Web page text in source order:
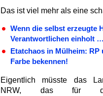
Das ist viel mehr als eine
Wenn die selbst erzeugte
Verantwortlichen einholt
Etatchaos in Mülheim:
Farbe bekennen!
Eigentlich müsste das
NRW, das für